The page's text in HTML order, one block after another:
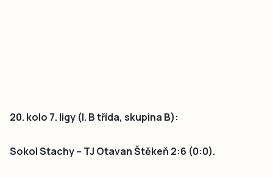
20. kolo 7. ligy (I. B třída, skupina B):
Sokol Stachy – TJ Otavan Štěkeň 2:6 (0:0).